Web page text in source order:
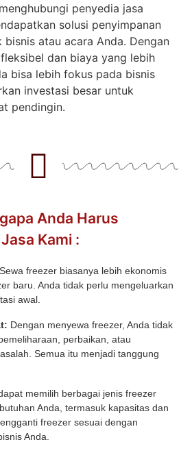
penyedia jasa
solusi penyimpanan
atau acara Anda. Dengan
dan biaya yang lebih
bisa lebih fokus pada bisnis
investasi besar untuk
pendingin.
Anda Harus
Kami :
Sewa freezer biasanya lebih ekonomis
baru. Anda tidak perlu mengeluarkan
awal.
Dengan menyewa freezer, Anda tidak
perbaikan, atau
Semua itu menjadi tanggung
memilih berbagai jenis freezer
Anda, termasuk kapasitas dan
freezer sesuai dengan
Anda.